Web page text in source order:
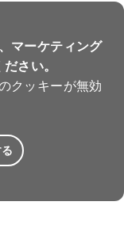
マーケティング
さい。
クッキーが無効